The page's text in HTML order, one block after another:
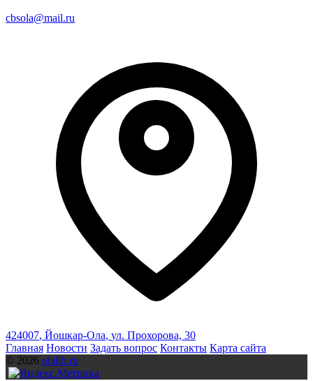
cbsola@mail.ru
424007, Йошкар-Ола, ул. Прохорова, 30
Главная Новости Задать вопрос Контакты Карта сайта
© 2026 olalib.ru